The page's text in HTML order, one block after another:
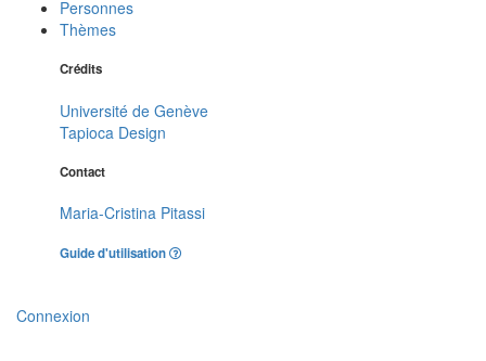
Personnes
Thèmes
Crédits
Université de Genève
Tapioca Design
Contact
Maria-Cristina Pitassi
Guide d'utilisation
Connexion